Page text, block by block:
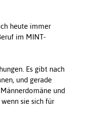
heute immer
im MINT-
Es gibt nach
und gerade
und
sie sich für